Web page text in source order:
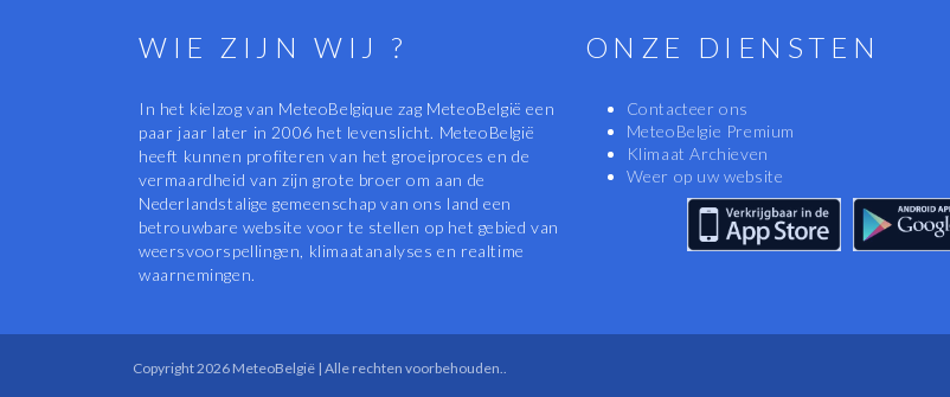
WIE ZIJN WIJ ?
In het kielzog van MeteoBelgique zag MeteoBelgië een
paar jaar later in 2006 het levenslicht. MeteoBelgië
heeft kunnen profiteren van het groeiproces en de
vermaardheid van zijn grote broer om aan de
Nederlandstalige gemeenschap van ons land een
betrouwbare website voor te stellen op het gebied van
weersvoorspellingen, klimaatanalyses en realtime
waarnemingen.
ONZE DIENSTEN
Contacteer ons
MeteoBelgie Premium
Klimaat Archieven
Weer op uw website
Copyright 2026 MeteoBelgië | Alle rechten voorbehouden..